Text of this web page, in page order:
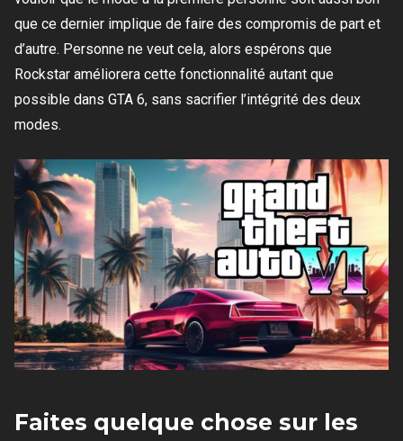
que ce dernier implique de faire des compromis de part et
d’autre. Personne ne veut cela, alors espérons que
Rockstar améliorera cette fonctionnalité autant que
possible dans GTA 6, sans sacrifier l’intégrité des deux
modes.
Faites quelque chose sur les